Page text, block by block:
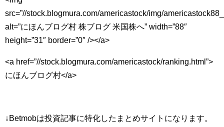
src=”//stock.blogmura.com/americastock/img/
alt=”にほんブログ村 株ブログ 米国株へ” width=”88″
height=”31″ border=”0″ /></a>
<a href=”//stock.blogmura.com/americastock/ranking.html”>
にほんブログ村</a>
↓Betmobは投資記事に特化したまとめサイトになります。